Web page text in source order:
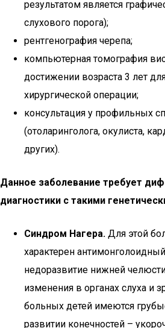
результатом является
слухового порога);
рентгенография черепа;
компьютерная томография
достижении возраста 3 лет
хирургической операции;
консультация у профильных
(отоларинголога, окулиста,
других).
Данное заболевание требует
диагностики с такими
Синдром Нагера. Для этой
характерен
недоразвитие нижней
изменения в органах слуха и
больных детей имеются
развитии конечностей –